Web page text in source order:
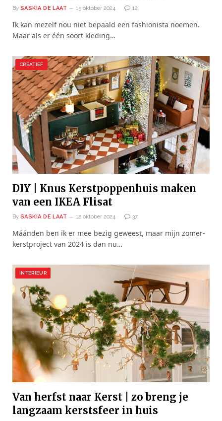
By SASKIA DE LAAT 15 oktober 2024 12
Ik kan mezelf nou niet bepaald een fashionista noemen.
Maar als er één soort kleding…
CREATIEF
DIY | Knus Kerstpoppenhuis maken
van een IKEA Flisat
By SASKIA DE LAAT 12 oktober 2024 37
Máánden ben ik er mee bezig geweest, maar mijn zomer-
kerstproject van 2024 is dan nu…
INTERIEUR
Van herfst naar Kerst | zo breng je
langzaam kerstsfeer in huis